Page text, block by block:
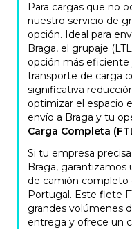
Para cargas que no
nuestro servicio de
opción. Ideal para
Braga, el grupaje
opción más eficiente
transporte de carga
significativa
optimizar el espacio
envío a Braga y tu
Carga Completa
Si tu empresa
Braga, garantizamos
de camión completo
Portugal. Este flete
grandes volúmenes
entrega y ofrece un